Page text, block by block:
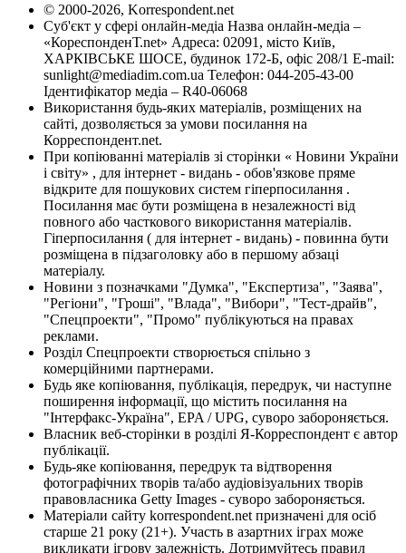
© 2000-2026, Korrespondent.net
Суб'єкт у сфері онлайн-медіа Назва онлайн-медіа –
«КореспонденТ.net» Адреса: 02091, місто Київ,
ХАРКІВСЬКЕ ШОСЕ, будинок 172-Б, офіс 208/1 E-mail:
sunlight@mediadim.com.ua Телефон: 044-205-43-00
Ідентифікатор медіа – R40-06068
Використання будь-яких матеріалів, розміщених на
сайті, дозволяється за умови посилання на
Корреспондент.net.
При копіюванні матеріалів зі сторінки « Новини України
і світу» , для інтернет - видань - обов'язкове пряме
відкрите для пошукових систем гіперпосилання .
Посилання має бути розміщена в незалежності від
повного або часткового використання матеріалів.
Гіперпосилання ( для інтернет - видань) - повинна бути
розміщена в підзаголовку або в першому абзаці
матеріалу.
Новини з позначками "Думка", "Експертиза", "Заява",
"Регіони", "Гроші", "Влада", "Вибори", "Тест-драйв",
"Спецпроекти", "Промо" публікуються на правах
реклами.
Розділ Спецпроекти створюється спільно з
комерційними партнерами.
Будь яке копіювання, публікація, передрук, чи наступне
поширення інформації, що містить посилання на
"Інтерфакс-Україна", EPA / UPG, суворо забороняється.
Власник веб-сторінки в розділі Я-Корреспондент є автор
публікації.
Будь-яке копіювання, передрук та відтворення
фотографічних творів та/або аудіовізуальних творів
правовласника Getty Images - суворо забороняється.
Матеріали сайту korrespondent.net призначені для осіб
старше 21 року (21+). Участь в азартних іграх може
викликати ігрову залежність. Дотримуйтесь правил